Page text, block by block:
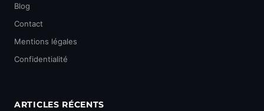
Blog
Contact
Mentions légales
Confidentialité
ARTICLES RÉCENTS